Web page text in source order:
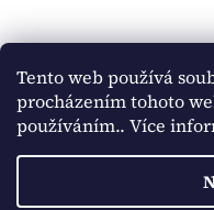
Tento web používá
procházením tohoto
používáním.. Více